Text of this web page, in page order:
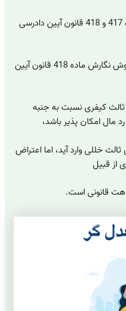
می بایست به اعتراض ثالث طبق ماده 417 و 418 قانون آیین دادرسی
با توجه به مطالب مذکور و همچنین روش نگارش ماده 418 قانون آیین
کیفری نسبت به جنبه
امکان پذیر باشد،
خللی وارد آید، اما اعتراض
از قبیل
قانونی است.